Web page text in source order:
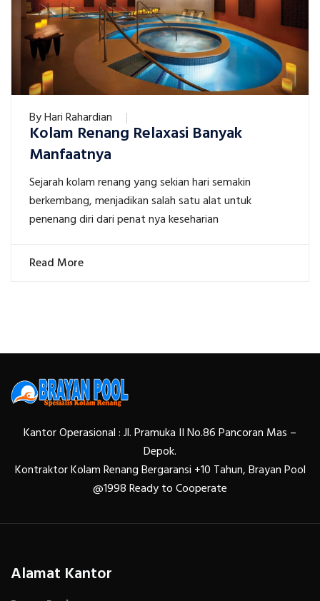
ByHari Rahardian
Kolam Renang Relaxasi Banyak
Manfaatnya
Sejarah kolam renang yang sekian hari semakin
berkembang, menjadikan salah satu alat untuk
penenang diri dari penat nya keseharian
Read More
Kantor Operasional : Jl. Pramuka II No.86 Pancoran Mas –
Depok.
Kontraktor Kolam Renang Bergaransi +10 Tahun, Brayan Pool
@1998 Ready to Cooperate
Alamat Kantor